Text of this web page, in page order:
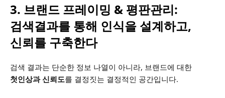
3. 브랜드 프레이밍 & 평판관리:
검색결과를 통해 인식을 설계하고,
신뢰를 구축한다
검색 결과는 단순한 정보 나열이 아니라, 브랜드에 대한
첫인상과 신뢰도를 결정짓는 결정적인 공간입니다.